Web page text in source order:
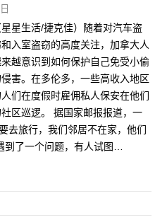
星星生活/捷克佳）随着对汽车盗
入室盗窃的高度关注，加拿大人
越意识到如何保护自己免受小偷
侵害。在多伦多，一些高收入地区
人们在度假时雇佣私人保安在他们
社区巡逻。 据国家邮报报道，一
去旅行，我们邻居不在家，他们
到了一个问题，有人试图…